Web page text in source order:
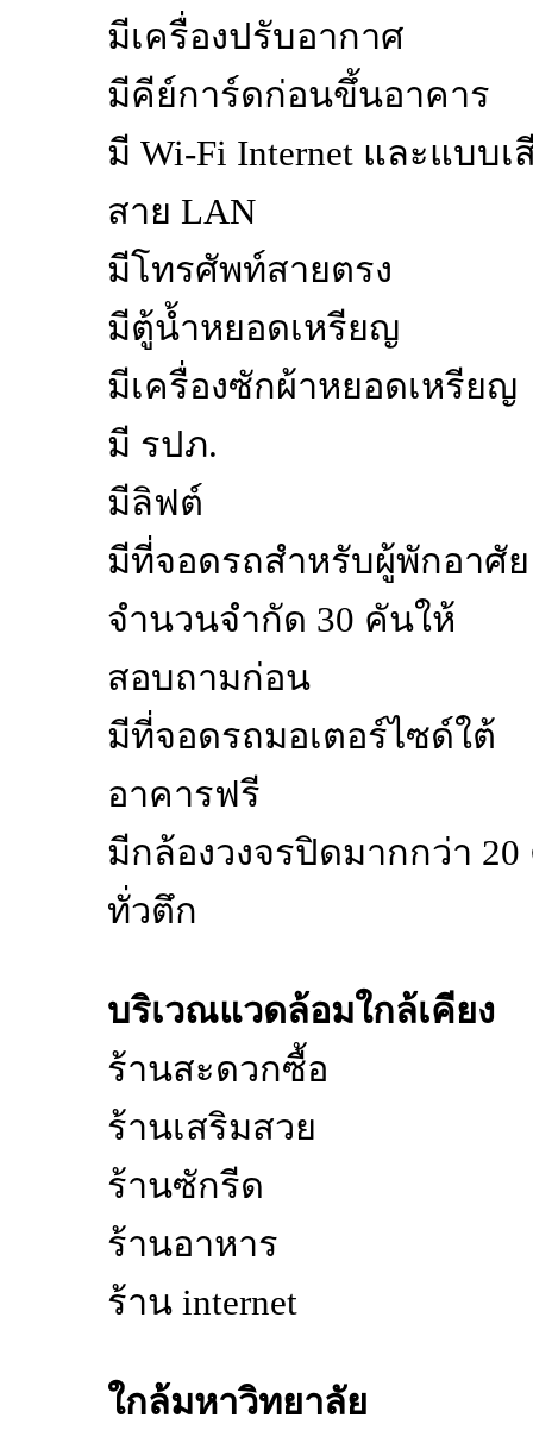
มีเครื่องปรับอากาศ
มีคีย์การ์ดก่อนขึ้นอาคาร
มี Wi-Fi Internet และแบบเ
สาย LAN
มีโทรศัพท์สายตรง
มีตู้น้ำหยอดเหรียญ
มีเครื่องซักผ้าหยอดเหรียญ
มี รปภ.
มีลิฟต์
มีที่จอดรถสำหรับผู้พักอาศัย
จำนวนจำกัด 30 คันให้
สอบถามก่อน
มีที่จอดรถมอเตอร์ไซด์ใต้
อาคารฟรี
มีกล้องวงจรปิดมากกว่า 20
ทั่วตึก
บริเวณแวดล้อมใกล้เคียง
ร้านสะดวกซื้อ
ร้านเสริมสวย
ร้านซักรีด
ร้านอาหาร
ร้าน internet
ใกล้มหาวิทยาลัย